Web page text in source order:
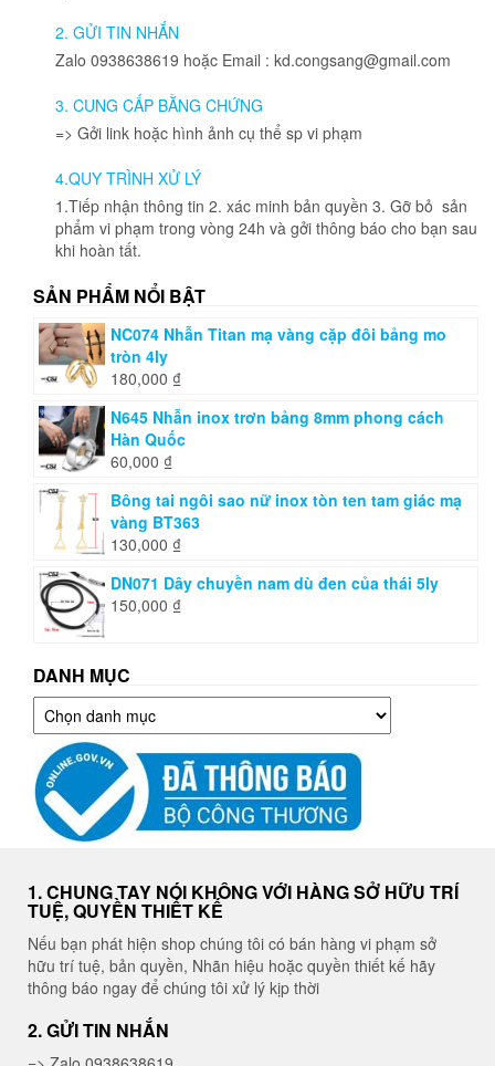
2. GỬI TIN NHẮN
Zalo 0938638619 hoặc Email : kd.congsang@gmail.com
3. CUNG CẤP BẰNG CHỨNG
=> Gởi link hoặc hình ảnh cụ thể sp vi phạm
4.QUY TRÌNH XỬ LÝ
1.Tiếp nhận thông tin 2. xác minh bản quyền 3. Gỡ bỏ sản
phẩm vi phạm trong vòng 24h và gởi thông báo cho bạn sau
khi hoàn tất.
SẢN PHẨM NỔI BẬT
NC074 Nhẫn Titan mạ vàng cặp đôi bảng mo
tròn 4ly
180,000 ₫
N645 Nhẫn inox trơn bảng 8mm phong cách
Hàn Quốc
60,000 ₫
Bông tai ngôi sao nữ inox tòn ten tam giác mạ
vàng BT363
130,000 ₫
DN071 Dây chuyền nam dù đen của thái 5ly
150,000 ₫
DANH MỤC
Danh
mục
1. CHUNG TAY NÓI KHÔNG VỚI HÀNG SỞ HỮU TRÍ
TUỆ, QUYỀN THIẾT KẾ
Nếu bạn phát hiện shop chúng tôi có bán hàng vi phạm sở
hữu trí tuệ, bản quyền, Nhãn hiệu hoặc quyền thiết kế hãy
thông báo ngay để chúng tôi xử lý kịp thời
2. GỬI TIN NHẮN